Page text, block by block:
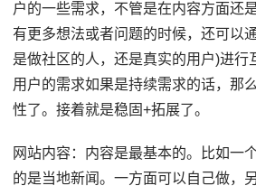
户的一些需求，不管是在内容方面还
有更多想法或者问题的时候，还可以
是做社区的人，还是真实的用户)进行
用户的需求如果是持续需求的话，那
性了。接着就是稳固+拓展了。
网站内容：内容是最基本的。比如一
的是当地新闻。一方面可以自己做，